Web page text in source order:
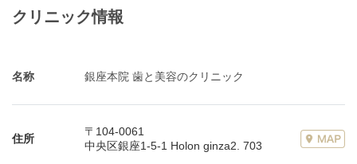
クリニック情報
名称 銀座本院 歯と美容のクリニック
住所
〒104-0061
中央区銀座1-5-1 Holon ginza2. 703